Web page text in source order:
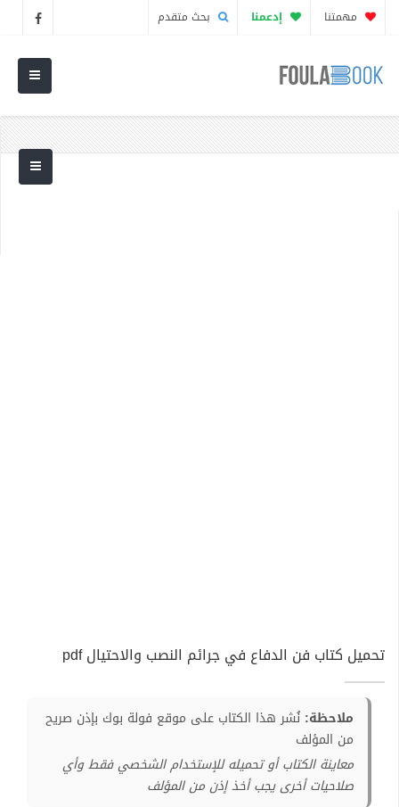
مهمتنا إدعمنا بحث متقدم
تحميل كتاب فن الدفاع في جرائم النصب والاحتيال pdf
ملاحظة: نُشر هذا الكتاب على موقع فولة بوك بإذن صريح
من المؤلف
معاينة الكتاب أو تحميله للإستخدام الشخصي فقط وأي
صلاحيات أخرى يجب أخذ إذن من المؤلف